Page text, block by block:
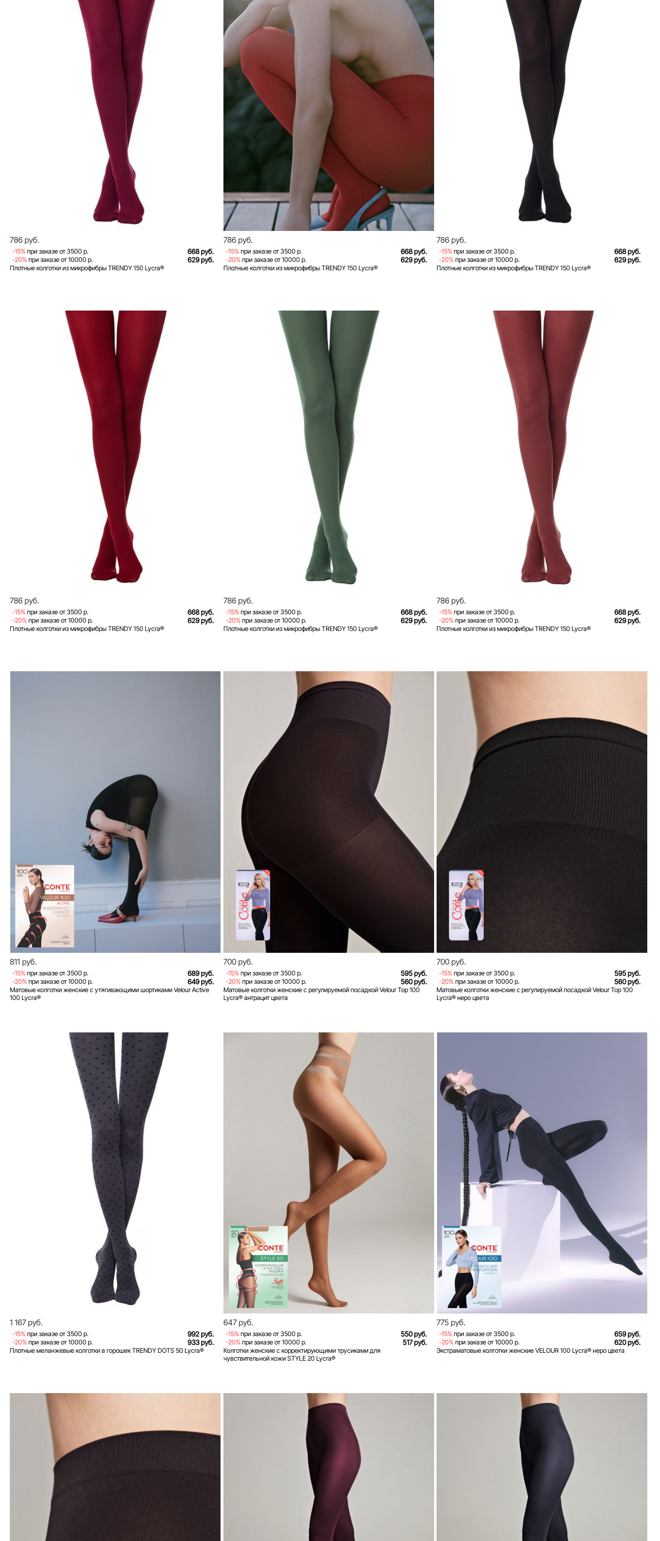
786 руб.
-15% при заказе от 3500 р. 668 руб.
-20% при заказе от 10000 р. 629 руб.
Плотные колготки из микрофибры TRENDY 150 Lycra®
786 руб.
-15% при заказе от 3500 р. 668 руб.
-20% при заказе от 10000 р. 629 руб.
Плотные колготки из микрофибры TRENDY 150 Lycra®
786 руб.
-15%при заказе от 3500 р. 668 руб.
-20%при заказе от 10000 р. 629 руб.
Плотные колготки из микрофибры TRENDY 150 Lycra®
786 руб.
-15% при заказе от 3500 р. 668 руб.
-20% при заказе от 10000 р. 629 руб.
Плотные колготки из микрофибры TRENDY 150 Lycra®
786 руб.
-15% при заказе от 3500 р. 668 руб.
-20% при заказе от 10000 р. 629 руб.
Плотные колготки из микрофибры TRENDY 150 Lycra®
786 руб.
-15%при заказе от 3500 р. 668 руб.
-20%при заказе от 10000 р. 629 руб.
Плотные колготки из микрофибры TRENDY 150 Lycra®
811 руб.
-15% при заказе от 3500 р. 689 руб.
-20% при заказе от 10000 р. 649 руб.
Матовые колготки женские с утягивающими шортиками Velour Active
100 Lycra®
700 руб.
-15% при заказе от 3500 р. 595 руб.
-20% при заказе от 10000 р. 560 руб.
Матовые колготки женские с регулируемой посадкой Velour Top 100
Lycra® антрацит цвета
700 руб.
-15%при заказе от 3500 р. 595 руб.
-20%при заказе от 10000 р. 560 руб.
Матовые колготки женские с регулируемой посадкой Velour Top 100
Lycra® неро цвета
1 167 руб.
-15% при заказе от 3500 р. 992 руб.
-20% при заказе от 10000 р. 933 руб.
Плотные меланжевые колготки в горошек TRENDY DOTS 50 Lycra®
647 руб.
-15% при заказе от 3500 р. 550 руб.
-20% при заказе от 10000 р. 517 руб.
Колготки женские с корректирующими трусиками для
чувствительной кожи STYLE 20 Lycra®
775 руб.
-15%при заказе от 3500 р. 659 руб.
-20%при заказе от 10000 р. 620 руб.
Экстраматовые колготки женские VELOUR 100 Lycra® неро цвета